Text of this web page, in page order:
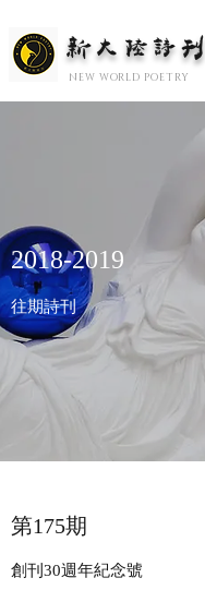
新大陆诗刊
​NEW WORLD POETRY
2018-2019
往期詩刊
第175期
創刊30週年紀念號